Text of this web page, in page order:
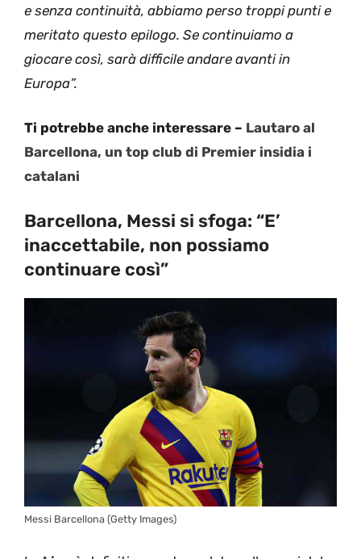
e senza continuità, abbiamo perso troppi punti e
meritato questo epilogo. Se continuiamo a
giocare così, sarà difficile andare avanti in
Europa”.
Ti potrebbe anche interessare – Lautaro al
Barcellona, un top club di Premier insidia i
catalani
Barcellona, Messi si sfoga: “E’
inaccettabile, non possiamo
continuare così”
Messi Barcellona (Getty Images)